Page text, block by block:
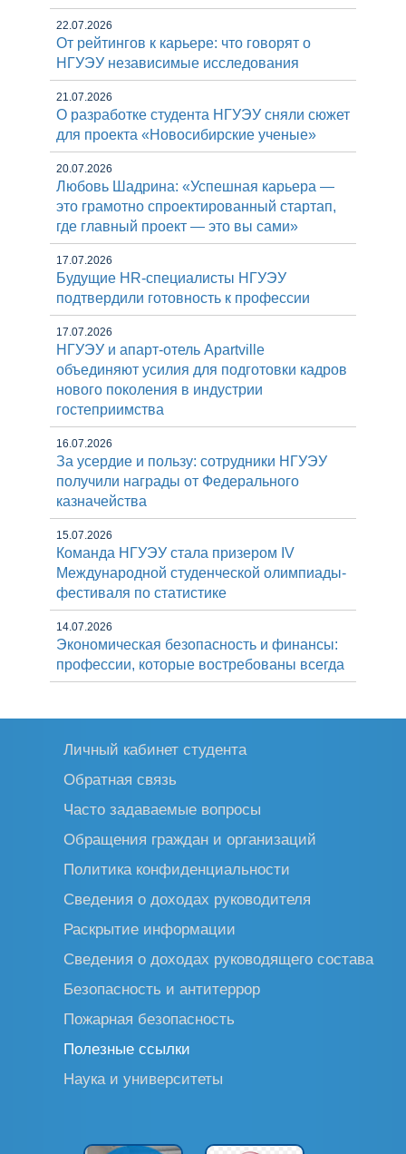
22.07.2026
От рейтингов к карьере: что говорят о
НГУЭУ независимые исследования
21.07.2026
О разработке студента НГУЭУ сняли сюжет
для проекта «Новосибирские ученые»
20.07.2026
Любовь Шадрина: «Успешная карьера —
это грамотно спроектированный стартап,
где главный проект — это вы сами»
17.07.2026
Будущие HR-специалисты НГУЭУ
подтвердили готовность к профессии
17.07.2026
НГУЭУ и апарт-отель Apartville
объединяют усилия для подготовки кадров
нового поколения в индустрии
гостеприимства
16.07.2026
За усердие и пользу: сотрудники НГУЭУ
получили награды от Федерального
казначейства
15.07.2026
Команда НГУЭУ стала призером IV
Международной студенческой олимпиады-
фестиваля по статистике
14.07.2026
Экономическая безопасность и финансы:
профессии, которые востребованы всегда
Личный кабинет студента
Обратная связь
Часто задаваемые вопросы
Обращения граждан и организаций
Политика конфиденциальности
Сведения о доходах руководителя
Раскрытие информации
Сведения о доходах руководящего состава
Безопасность и антитеррор
Пожарная безопасность
Полезные ссылки
Наука и университеты